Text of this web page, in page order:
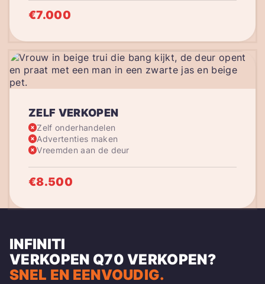
€7.000
ZELF VERKOPEN
Zelf onderhandelen
Advertenties maken
Vreemden aan de deur
€8.500
INFINITI
VERKOPEN Q70 VERKOPEN?
SNEL EN EENVOUDIG.